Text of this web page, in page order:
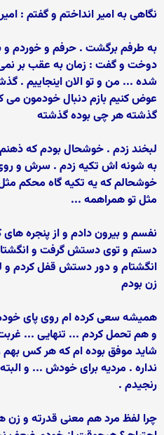
نگاهی به امیر انداختم و گفتم :
به طرفم برگشت . حرفم و خوردم
دوخت و گفت : زمان به عقب بر
شده ... من و تو الان اینجاییم .
عوض کنیم بازم دنبال خودمون
گذشته هر چی بوده گذشته
لبخند زدم . خوشحال بودم که
به شونه اش تکیه زدم . سرش و
خوشحالم که یه تکیه گاه محکم
مثل تو همراهمه ...
نفسم و بیرون دادم و از پنجره
دستم و توی دستش گرفت و
انگشتام و دور دستش قفل کردم و
زن بودم
همیشه سعی کرده ام روی پای
و هم تحمل کردم ... تنهایی ...
شاید موفق بوده ام که هر کس
نداره . مردیه برای خودش ... و
رنجیدم .
چرا لفظ مرد هم معنی قدرته و